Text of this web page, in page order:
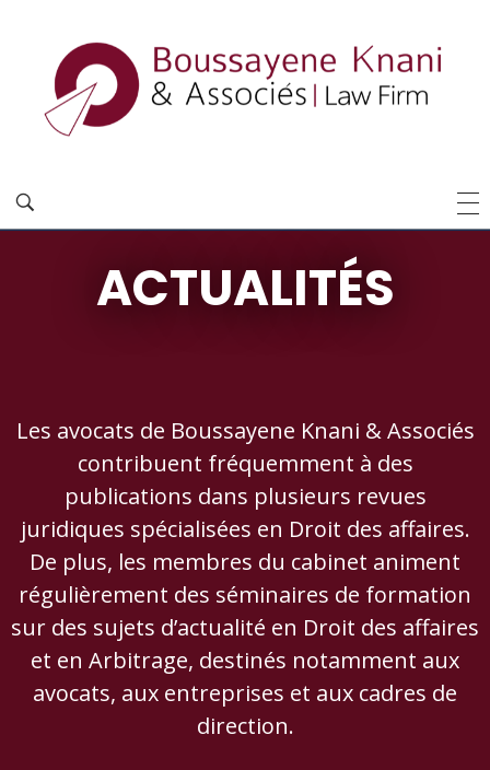
ACTUALITÉS
Les avocats de Boussayene Knani & Associés
contribuent fréquemment à des
publications dans plusieurs revues
juridiques spécialisées en Droit des affaires.
De plus, les membres du cabinet animent
régulièrement des séminaires de formation
sur des sujets d’actualité en Droit des affaires
et en Arbitrage, destinés notamment aux
avocats, aux entreprises et aux cadres de
direction.